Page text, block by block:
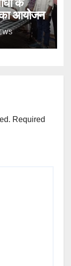
का आयोजन
Required